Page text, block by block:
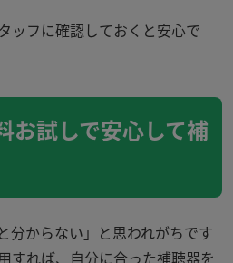
ッフに確認しておくと安心で
お試しで安心して補
分からない」と思われがちです
すれば、自分に合った補聴器を